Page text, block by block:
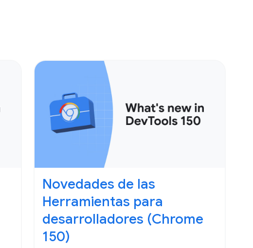
Novedades de las
Herramientas para
desarrolladores (Chrome
150)